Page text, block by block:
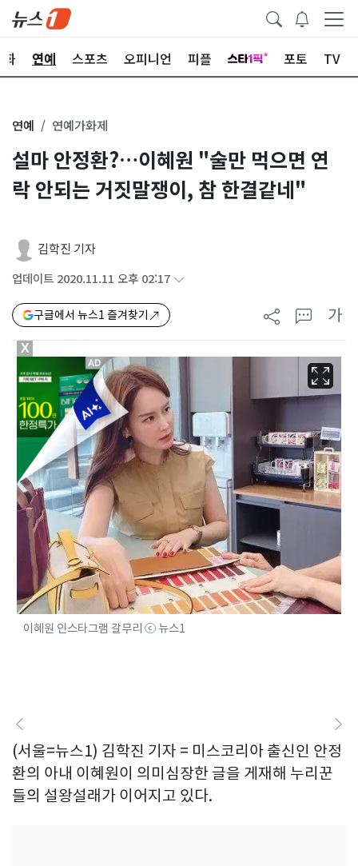
화 연예 스포츠 오피니언 피플 포토 TV
연예 연예가화제
설마 안정환?…이혜원 "술만 먹으면 연
락 안되는 거짓말쟁이, 참 한결같네"
김학진 기자
업데이트 2020.11.11 오후 02:17
구글에서 뉴스1 즐겨찾기 가
이혜원 인스타그램 갈무리 ⓒ 뉴스1
(서울=뉴스1) 김학진 기자 = 미스코리아 출신인 안정
환의 아내 이혜원이 의미심장한 글을 게재해 누리꾼
들의 설왕설래가 이어지고 있다.
X